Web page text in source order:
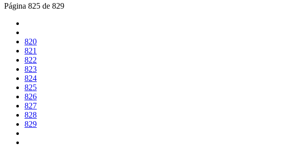
Página 825 de 829
820
821
822
823
824
825
826
827
828
829